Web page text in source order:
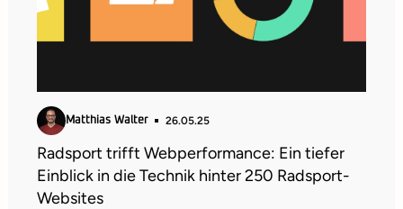
Matthias Walter 26.05.25
Radsport trifft Webperformance: Ein tiefer
Einblick in die Technik hinter 250 Radsport-
Websites